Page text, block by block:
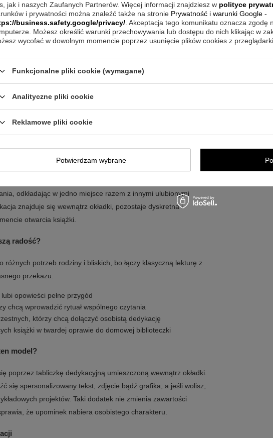
słów od siebie. Publikacja łączy historie Hansa Christiana
w formie tabliczki dedykacyjnej umieszczonej wewnątrz
nadać upominkowi osobisty ton, a dziecko wciąż dostaje
do czytania w domu.
w tym Brzydkie kaczątko, Królowa Śniegu, Nowe
na ziarnku grochu
wygodne korzystanie i przechowywanie książki
papieru ułatwia częste sięganie po lekturę
w środku okładki pozwala spersonalizować upominek
lub grafiką
się najlepiej?
się w domowej biblioteczce i na półce w pokoju dziecka, tak aby
snem lub w wolnej chwili. Możesz też traktować ją jako stały
odkładając w jedno miejsce razem z innymi ulubionymi
znajduje się wewnątrz okładki, pozostaje dyskretna i
otwarcia książki.
radość?
różnych potrzeb rodziny i bliskich, bo łączy klasyczną lekturę z
przekazu.
opowieści pełne przygód
chcą wprowadzić rytuał wspólnego czytania
którzy chcą dołączyć osobistą dedykację
książki w twardej oprawie do domowej biblioteczki
model?
poprzez tabliczkę dedykacyjną umieszczoną wewnątrz okładki.
się spersonalizowany tekst, zdjęcie bądź grafika, a jeśli wolisz,
projektów. Taki dodatek nie zmienia zawartości
że upominek nabiera osobistego charakteru.
jak i naszych Zaufanych Partnerów. Więcej informacji znajdziesz w polityce
i prywatności można znaleźć także na stronie Prywatność i warunki Google -
business.safety.google/privacy/ . Akceptacja tego komunikatu oznacza zgodę
Możesz określić warunki przechowywania lub dostępu do nich klikając w
wycofać w dowolnym momencie poprzez usunięcie plików cookies z
Funkcjonalne pliki cookie (wymagane)
Analityczne pliki cookie
Reklamowe pliki cookie
Potwierdzam wybrane